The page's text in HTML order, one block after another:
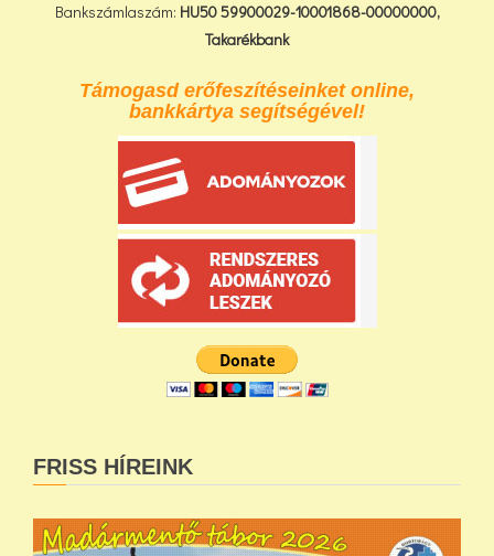
Bankszámlaszám: HU50 59900029-10001868-00000000,
Takarékbank
Támogasd erőfeszítéseinket online,
bankkártya segítségével!
FRISS HÍREINK